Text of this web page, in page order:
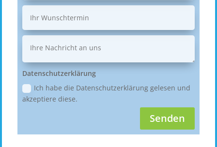
Datenschutzerklärung
Ich habe die Datenschutzerklärung gelesen und
akzeptiere diese.
Senden